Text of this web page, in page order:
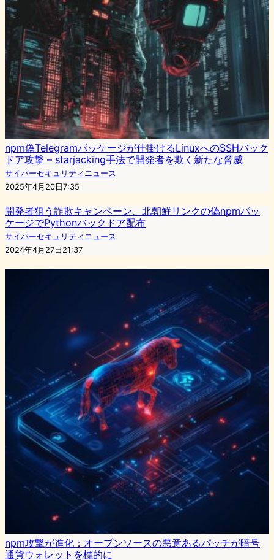
npm偽Telegramパッケージが仕掛けるLinuxへのSSHバック
ドア攻撃 – starjacking手法で開発者を欺く新たな脅威
サイバーセキュリティニュース
2025年4月20日7:35
開発者狙う詐欺キャンペーン、北朝鮮リンクの偽npmパッ
ケージでPythonバックドア配布
サイバーセキュリティニュース
2024年4月27日21:37
npm攻撃が進化：オープンソースの悪意あるパッチが暗号
通貨ウォレットを標的に